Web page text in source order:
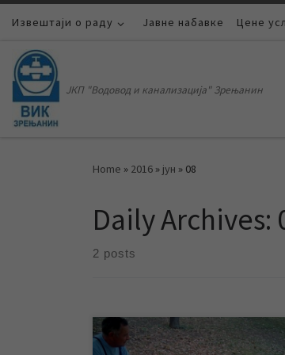
Skip to content
Извештаји о раду Јавне набавке Цене
ЈКП "Водовод и канализација" Зрењанин
Home » 2016 » јун » 08
Daily Archives:
2 posts
Данас у току преподнева радници